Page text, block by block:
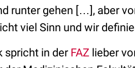
runter gehen […], aber
viel Sinn und wir
spricht in der FAZ lieber